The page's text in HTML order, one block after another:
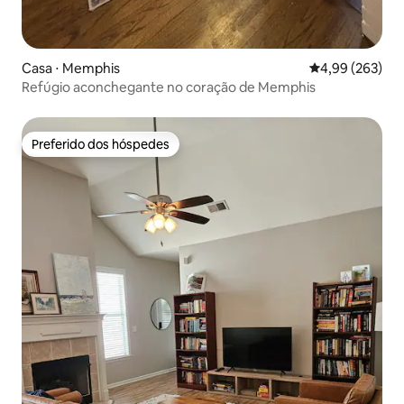
Casa ⋅ Memphis 4,99 de uma
4,99 (263)
Refúgio aconchegante no coração de Memphis
Preferido dos hóspedes
Preferido dos hóspedes